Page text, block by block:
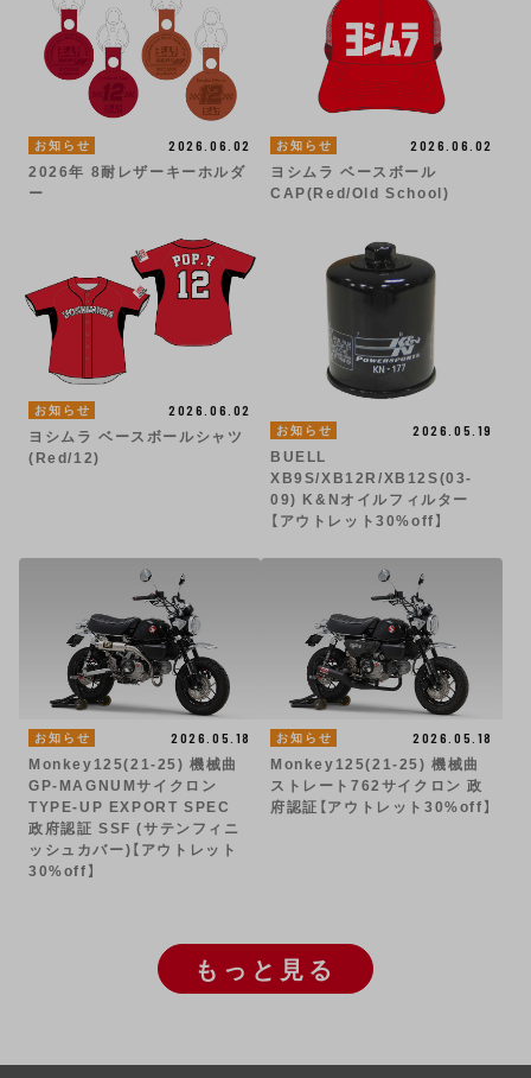
お知らせ
2026.06.02
2026年 8耐レザーキーホルダ
ー
お知らせ
2026.06.02
ヨシムラ ベースボール
CAP(Red/Old School)
お知らせ
2026.06.02
ヨシムラ ベースボールシャツ
(Red/12)
お知らせ
2026.05.19
BUELL
XB9S/XB12R/XB12S(03-
09) K&Nオイルフィルター
【アウトレット30%off】
お知らせ
2026.05.18
Monkey125(21-25) 機械曲
GP-MAGNUMサイクロン
TYPE-UP EXPORT SPEC
政府認証 SSF (サテンフィニ
ッシュカバー)【アウトレット
30%off】
お知らせ
2026.05.18
Monkey125(21-25) 機械曲
ストレート762サイクロン 政
府認証【アウトレット30%off】
もっと見る